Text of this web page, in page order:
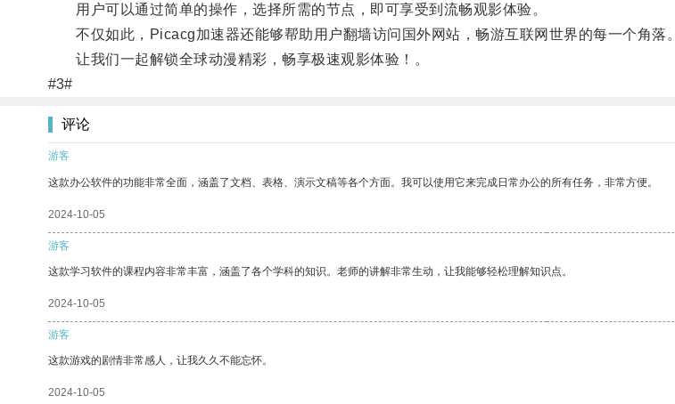
用户可以通过简单的操作，选择所需的节点，即可享受到流畅观影体验。
不仅如此，Picacg加速器还能够帮助用户翻墙访问国外网站，畅游互联网世界的每一个角落。
让我们一起解锁全球动漫精彩，畅享极速观影体验！。
#3#
评论
游客
这款办公软件的功能非常全面，涵盖了文档、表格、演示文稿等各个方面。我可以使用它来完成日常办公的所有任务，非常方便。
2024-10-05
游客
这款学习软件的课程内容非常丰富，涵盖了各个学科的知识。老师的讲解非常生动，让我能够轻松理解知识点。
2024-10-05
游客
这款游戏的剧情非常感人，让我久久不能忘怀。
2024-10-05